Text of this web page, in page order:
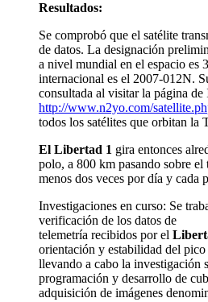
Resultados:
Se comprobó que el satélite
de datos. La designación
a nivel mundial en el espacio es
internacional es el 2007-012N.
consultada al visitar la página de
http://www.n2yo.com/
todos los satélites que orbitan la
El Libertad 1 gira entonces
polo, a 800 km pasando sobre
menos dos veces por día y cada
Investigaciones en curso: Se
verificación de los datos de
telemetría recibidos por el
orientación y estabilidad del pico
llevando a cabo la investigación
programación y desarrollo de
adquisición de imágenes